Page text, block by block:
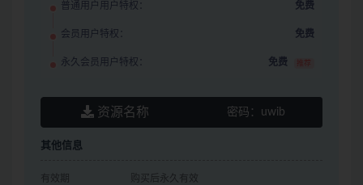
普通用户用户特权： 免费
会员用户特权： 免费
永久会员用户特权： 免费 推荐
资源名称 密码： uwib
其他信息
有效期 购买后永久有效